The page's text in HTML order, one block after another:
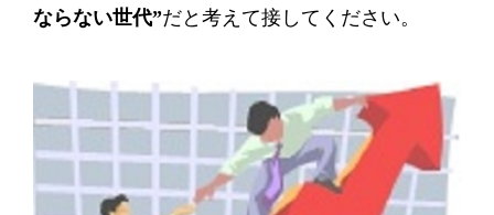
ならない世代”だと考えて接してください。